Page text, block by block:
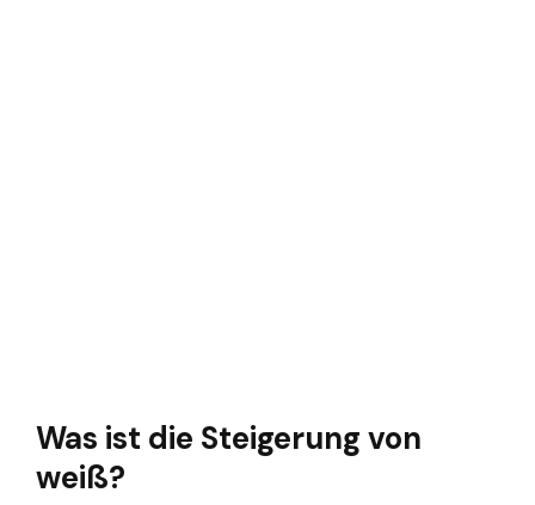
Was ist die Steigerung von
weiß?